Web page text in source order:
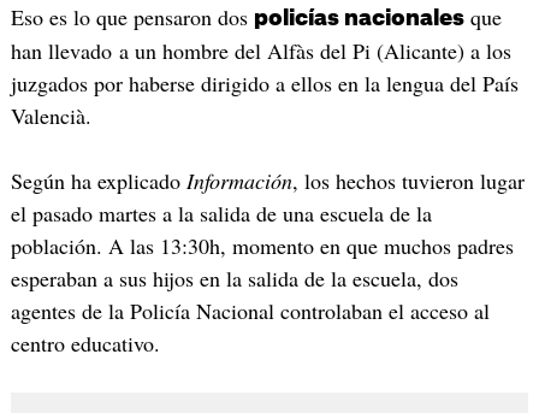
Eso es lo que pensaron dos policías nacionalesque
han llevado a un hombre del Alfàs del Pi (Alicante) a los
juzgados por haberse dirigido a ellos en la lengua del País
Valencià.
Según ha explicado Información, los hechos tuvieron lugar
el pasado martes a la salida de una escuela de la
población. A las 13:30h, momento en que muchos padres
esperaban a sus hijos en la salida de la escuela, dos
agentes de la Policía Nacional controlaban el acceso al
centro educativo.